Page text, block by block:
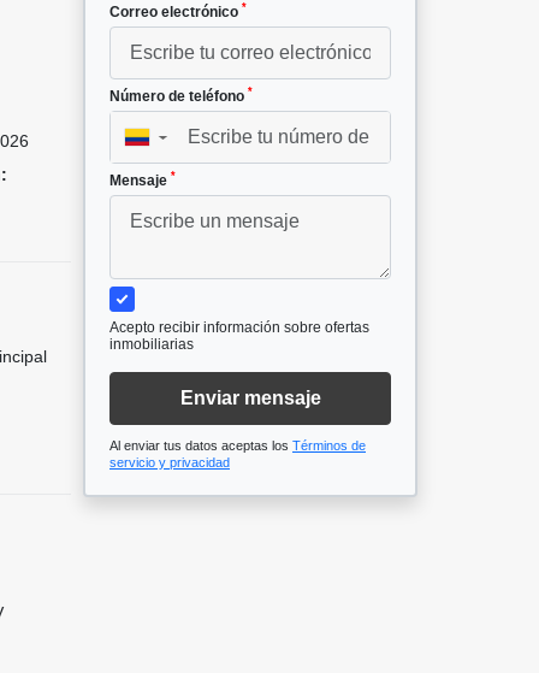
Correo electrónico *
Número de teléfono *
▼
Mensaje *
Acepto recibir información sobre ofertas
inmobiliarias
Enviar mensaje
Al enviar tus datos aceptas los Términos de
servicio y privacidad